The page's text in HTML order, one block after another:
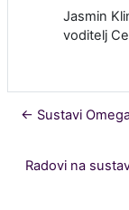
Jasmin
voditelj
← Sustavi
Radovi na